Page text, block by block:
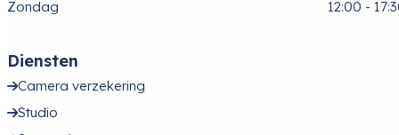
Zondag
12:00 -
Diensten
Camera verzekering
Studio